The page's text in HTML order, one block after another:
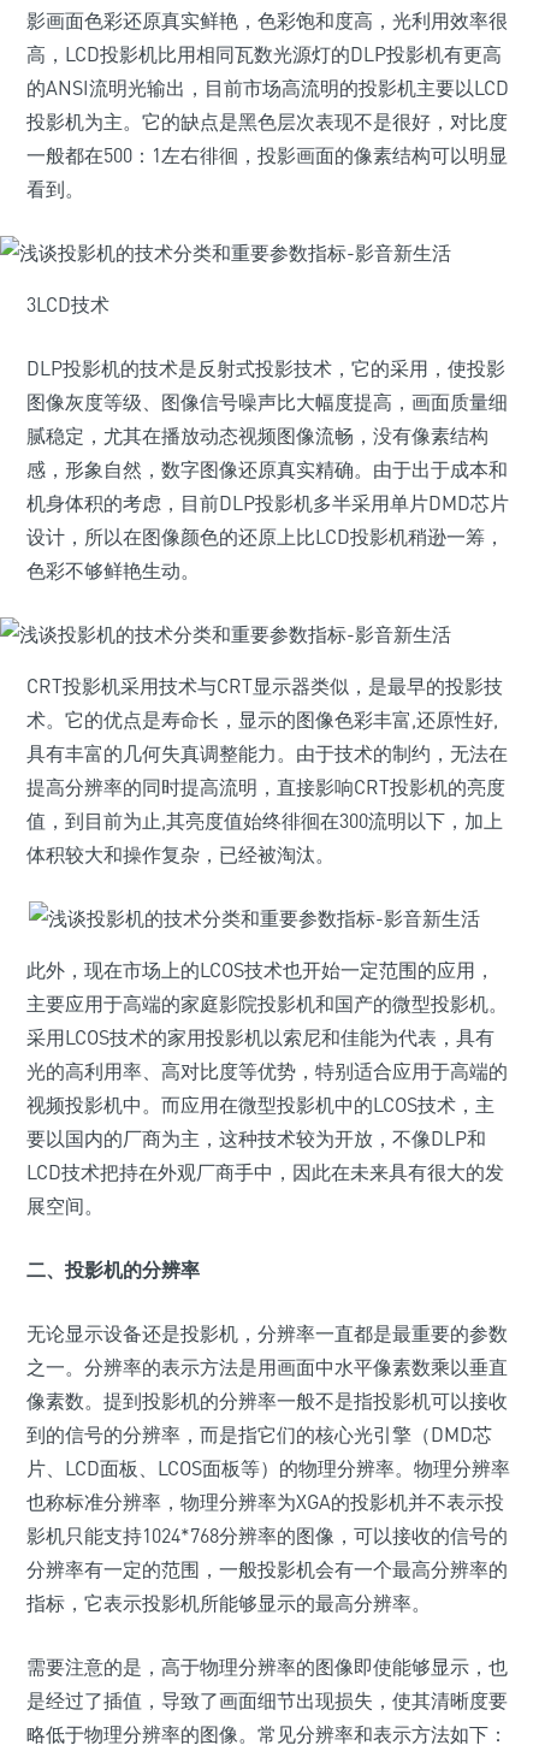
影画面色彩还原真实鲜艳，色彩饱和度高，光利用效率很
高，LCD投影机比用相同瓦数光源灯的DLP投影机有更高
的ANSI流明光输出，目前市场高流明的投影机主要以LCD
投影机为主。它的缺点是黑色层次表现不是很好，对比度
一般都在500：1左右徘徊，投影画面的像素结构可以明显
看到。
3LCD技术
DLP投影机的技术是反射式投影技术，它的采用，使投影
图像灰度等级、图像信号噪声比大幅度提高，画面质量细
腻稳定，尤其在播放动态视频图像流畅，没有像素结构
感，形象自然，数字图像还原真实精确。由于出于成本和
机身体积的考虑，目前DLP投影机多半采用单片DMD芯片
设计，所以在图像颜色的还原上比LCD投影机稍逊一筹，
色彩不够鲜艳生动。
CRT投影机采用技术与CRT显示器类似，是最早的投影技
术。它的优点是寿命长，显示的图像色彩丰富,还原性好,
具有丰富的几何失真调整能力。由于技术的制约，无法在
提高分辨率的同时提高流明，直接影响CRT投影机的亮度
值，到目前为止,其亮度值始终徘徊在300流明以下，加上
体积较大和操作复杂，已经被淘汰。
此外，现在市场上的LCOS技术也开始一定范围的应用，
主要应用于高端的家庭影院投影机和国产的微型投影机。
采用LCOS技术的家用投影机以索尼和佳能为代表，具有
光的高利用率、高对比度等优势，特别适合应用于高端的
视频投影机中。而应用在微型投影机中的LCOS技术，主
要以国内的厂商为主，这种技术较为开放，不像DLP和
LCD技术把持在外观厂商手中，因此在未来具有很大的发
展空间。
二、投影机的分辨率
无论显示设备还是投影机，分辨率一直都是最重要的参数
之一。分辨率的表示方法是用画面中水平像素数乘以垂直
像素数。提到投影机的分辨率一般不是指投影机可以接收
到的信号的分辨率，而是指它们的核心光引擎（DMD芯
片、LCD面板、LCOS面板等）的物理分辨率。物理分辨率
也称标准分辨率，物理分辨率为XGA的投影机并不表示投
影机只能支持1024*768分辨率的图像，可以接收的信号的
分辨率有一定的范围，一般投影机会有一个最高分辨率的
指标，它表示投影机所能够显示的最高分辨率。
需要注意的是，高于物理分辨率的图像即使能够显示，也
是经过了插值，导致了画面细节出现损失，使其清晰度要
略低于物理分辨率的图像。常见分辨率和表示方法如下：